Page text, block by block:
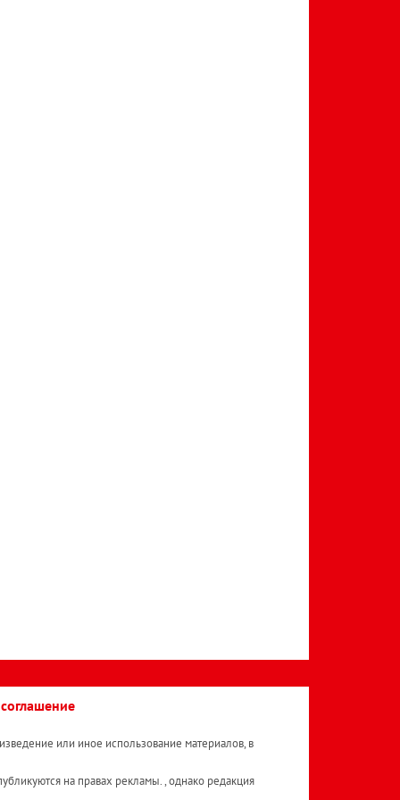
или иное использование материалов, в
на правах рекламы. , однако редакция